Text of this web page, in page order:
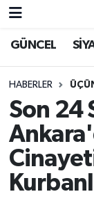
GÜNCEL
HABERLER
Son 24
GÜNCEL
SİYASET
EKONOMİ
SPOR
YAŞAM
Nöbetçi
Hava
Trafik
Süper Lig